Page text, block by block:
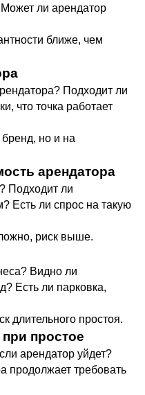
ли арендатор
ближе, чем
Подходит ли
что точка работает
но и на
арендатора
Подходит ли
Есть ли спрос на такую
риск выше.
Видно ли
Есть ли парковка,
длительного простоя.
простое
арендатор уйдет?
продолжает требовать